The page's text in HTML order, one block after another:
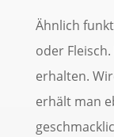
Ähnlich
oder
erhalten.
erhält man